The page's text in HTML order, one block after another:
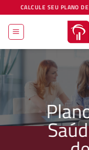
to
content
CALCULE SEU PLANO